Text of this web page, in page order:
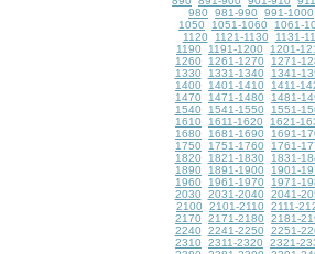
980
981-990 991-1000
1050
1051-1060 1061-
1120
1121-1130 1131-
1190
1191-1200 1201-
1260
1261-1270 1271-
1330
1331-1340 1341-
1400
1401-1410 1411-
1470
1471-1480 1481-
1540
1541-1550 1551-
1610
1611-1620 1621-
1680
1681-1690 1691-
1750
1751-1760 1761-
1820
1821-1830 1831-
1890
1891-1900 1901-
1960
1961-1970 1971-
2030
2031-2040 2041-
2100
2101-2110 2111-
2170
2171-2180 2181-
2240
2241-2250 2251-
2310
2311-2320 2321-